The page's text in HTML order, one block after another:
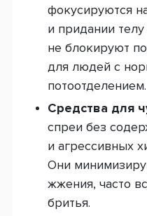
фокусируются
и придании
не блокируют
для людей с
потоотделением.
Средства для
спреи без
и агрессивных
Они
жжения, часто
бритья.